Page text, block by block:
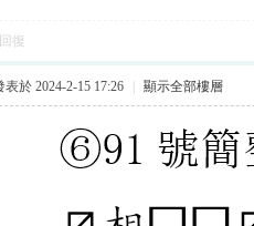
回復
表於 2024-2-15 17:26 顯示全部樓層